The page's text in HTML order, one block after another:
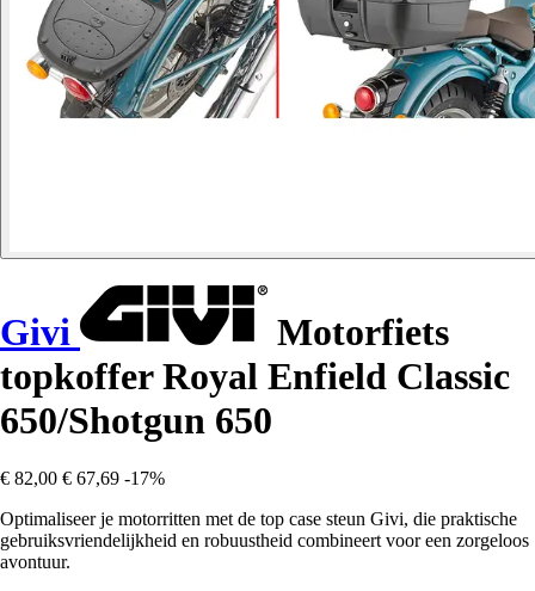
Givi
Motorfiets
topkoffer Royal Enfield Classic
650/Shotgun 650
€ 82,00 € 67,69 -17%
Optimaliseer je motorritten met de top case steun Givi, die praktische
gebruiksvriendelijkheid en robuustheid combineert voor een zorgeloos
avontuur.